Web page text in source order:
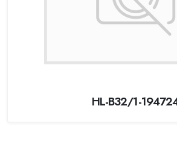
HL-B32/1-